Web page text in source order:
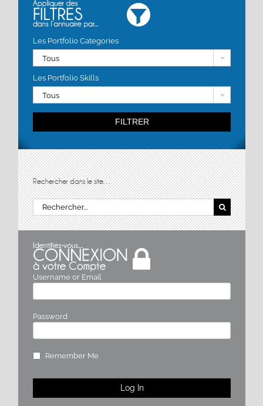
Les Portfolio Categories
Tous
Les Portfolio Skills
Tous
FILTRER
Rechercher dans le site…
Rechercher:
Username or Email
Password
Remember Me